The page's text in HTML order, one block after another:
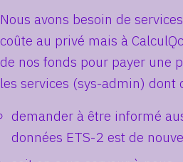
Nous avons besoin de
coûte au privé mais à
de nos fonds pour payer une
les services (sys-admin) dont
demander à être informé
données ETS-2 est de